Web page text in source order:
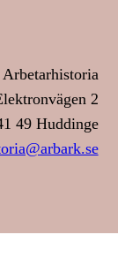
Arbetarhistoria
2
49 Huddinge